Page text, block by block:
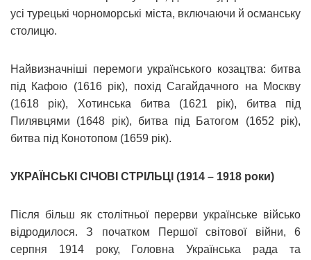
усі турецькі чорноморські міста, включаючи й османську
столицю.
Найвизначніші перемоги українського козацтва: битва
під Кафою (1616 рік), похід Сагайдачного на Москву
(1618 рік), Хотинська битва (1621 рік), битва під
Пилявцями (1648 рік), битва під Батогом (1652 рік),
битва під Конотопом (1659 рік).
УКРАЇНСЬКІ СІЧОВІ СТРІЛЬЦІ (1914 – 1918 роки)
Після більш як столітньої перерви українське військо
відродилося. З початком Першої світової війни, 6
серпня 1914 року, Головна Українська рада та